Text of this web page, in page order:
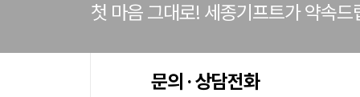
첫 마음 그대로! 세종기프트가 약속드
문의 · 상담전화